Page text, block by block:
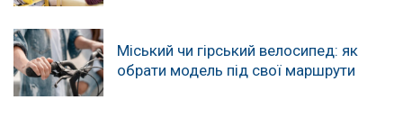
Міський чи гірський велосипед: як
обрати модель під свої маршрути